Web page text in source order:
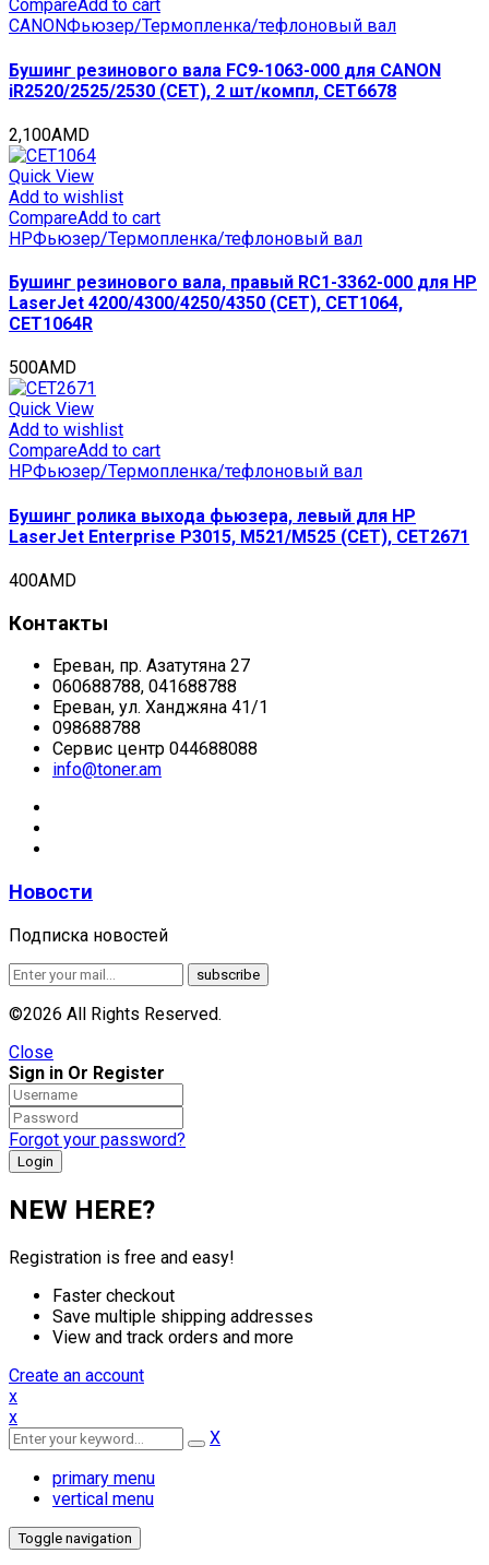
CompareAdd to cart
CANONФьюзер/Термопленка/тефлоновый вал
Бушинг резинового вала FC9-1063-000 для CANON
iR2520/2525/2530 (CET), 2 шт/компл, CET6678
2,100AMD
Quick View
Add to wishlist
CompareAdd to cart
HPФьюзер/Термопленка/тефлоновый вал
Бушинг резинового вала, правый RC1-3362-000 для HP
LaserJet 4200/4300/4250/4350 (CET), CET1064,
CET1064R
500AMD
Quick View
Add to wishlist
CompareAdd to cart
HPФьюзер/Термопленка/тефлоновый вал
Бушинг ролика выхода фьюзера, левый для HP
LaserJet Enterprise P3015, M521/M525 (CET), CET2671
400AMD
Контакты
Ереван, пр. Азатутяна 27
060688788, 041688788
Ереван, ул. Ханджяна 41/1
098688788
Сервис центр 044688088
info@toner.am
Новости
Подписка новостей
©2026 All Rights Reserved.
Close
Sign in Or Register
Forgot your password?
NEW HERE?
Registration is free and easy!
Faster checkout
Save multiple shipping addresses
View and track orders and more
Create an account
x
x
X
primary menu
vertical menu
Toggle navigation